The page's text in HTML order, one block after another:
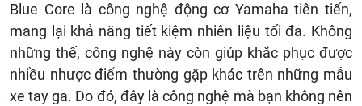
Blue Core là công nghệ động cơ Yamaha tiên tiến,
mang lại khả năng tiết kiệm nhiên liệu tối đa. Không
những thế, công nghệ này còn giúp khắc phục được
nhiều nhược điểm thường gặp khác trên những mẫu
xe tay ga. Do đó, đây là công nghệ mà bạn không nên